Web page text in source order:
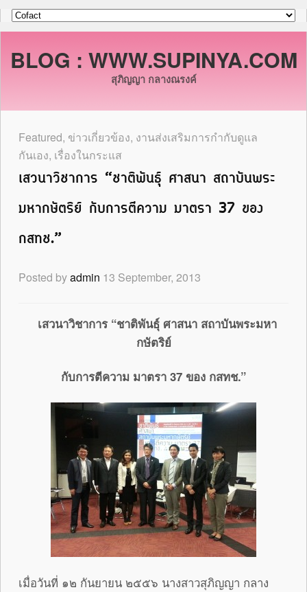
BLOG : WWW.SUPINYA.COM
สุภิญญา กลางณรงค์
Featured, ข่าวเกี่ยวข้อง, งานส่งเสริมการกำกับดูแล
กันเอง, เรื่องในกระแส
เสวนาวิชาการ “ชาติพันธุ์ ศาสนา สถาบันพระ
มหากษัตริย์ กับการตีความ มาตรา 37 ของ
กสทช.”
Posted byadmin 13 September, 2013
เสวนาวิชาการ “ชาติพันธุ์ ศาสนา สถาบันพระมหา
กษัตริย์
กับการตีความ มาตรา 37 ของ กสทช.”
เมื่อวันที่ ๑๒ กันยายน ๒๕๕๖ นางสาวสุภิญญา กลาง